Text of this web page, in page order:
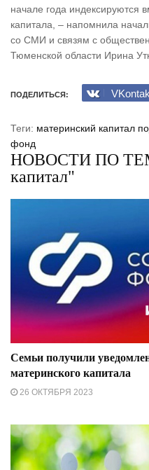
начале года индексируются
капитала, – напомнила
со СМИ и связям с
Тюменской области Ирина
ПОДЕЛИТЬСЯ:
Теги: материнский капитал
фонд
НОВОСТИ ПО
капитал"
Семьи получили
материнского капитала
26 ОКТЯБРЯ 2023